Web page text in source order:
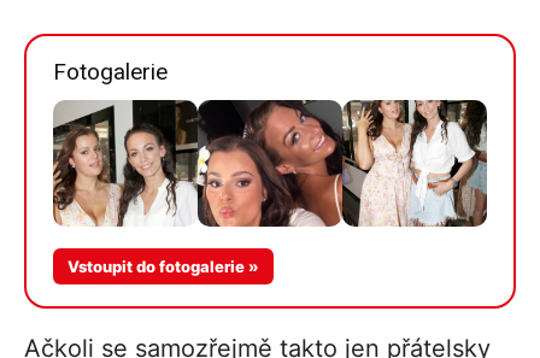
Fotogalerie
Vstoupit do fotogalerie »
Ačkoli se samozřejmě takto jen přátelsky